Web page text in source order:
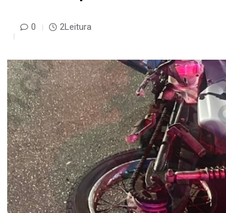
0 2Leitura